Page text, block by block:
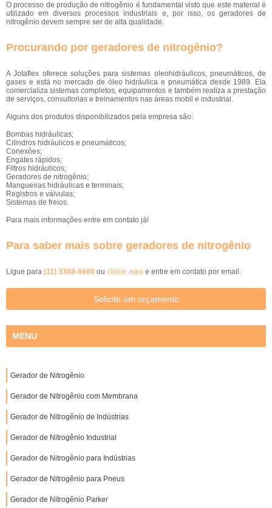
O processo de produção de nitrogênio é fundamental visto que este material é
utilizado em diversos processos industriais e, por isso, os geradores de
nitrogênio devem sempre ser de alta qualidade.
Procurando por geradores de nitrogênio?
A Jotaflex oferece soluções para sistemas oleohidráulicos, pneumáticos, de
gases e está no mercado de óleo hidráulica e pneumática desde 1989. Ela
comercializa sistemas completos, equipamentos e também realiza a prestação
de serviços, consultorias e treinamentos nas áreas mobil e industrial.
Alguns dos produtos disponibilizados pela empresa são:
Bombas hidráulicas;
Cilindros hidráulicos e pneumáticos;
Conexões;
Engates rápidos;
Filtros hidráulicos;
Geradores de nitrogênio;
Mangueiras hidráulicas e terminais;
Registros e válvulas;
Sistemas de freios.
Para mais informações entre em contato já!
Para saber mais sobre geradores de nitrogênio
Ligue para (11) 3308-6600 ou clique aqui e entre em contato por email.
Solicite um orçamento
MENU
Gerador de Nitrogênio
Gerador de Nitrogênio com Membrana
Gerador de Nitrogênio de Indústrias
Gerador de Nitrogênio Industrial
Gerador de Nitrogênio para Indústrias
Gerador de Nitrogênio para Pneus
Gerador de Nitrogênio Parker